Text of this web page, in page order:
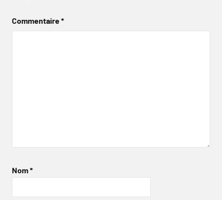
Commentaire*
Nom*